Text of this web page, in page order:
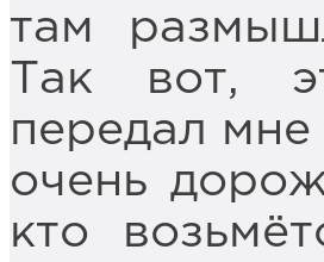
там
Так вот,
передал
очень
кто